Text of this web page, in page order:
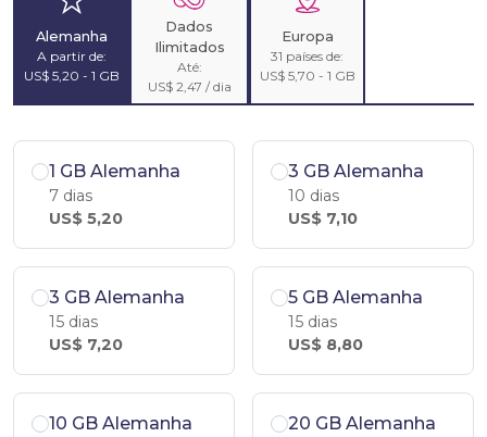
Alemanha
A partir de:
US$ 5,20 - 1 GB
Dados
Ilimitados
Até:
US$ 2,47 / dia
Europa
31 países de:
US$ 5,70 - 1 GB
1 GB Alemanha
7 dias
US$ 5,20
3 GB Alemanha
10 dias
US$ 7,10
3 GB Alemanha
15 dias
US$ 7,20
5 GB Alemanha
15 dias
US$ 8,80
10 GB Alemanha 20 GB Alemanha